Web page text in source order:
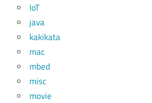
IoT
java
kakikata
mac
mbed
misc
movie